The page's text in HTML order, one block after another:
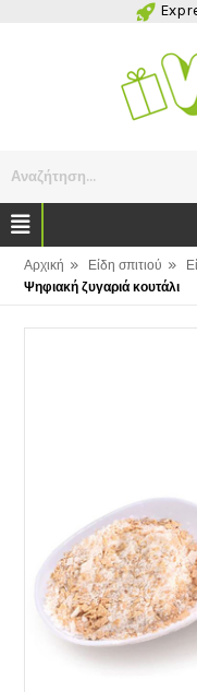
Αναζήτηση...
Αρχική » Είδη σπιτιού »
Ψηφιακή ζυγαριά κουτάλι